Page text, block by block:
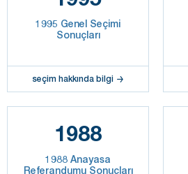
1995 Genel Seçimi
Sonuçları
seçim hakkında bilgi
1988
1988 Anayasa
Referandumu Sonuçları